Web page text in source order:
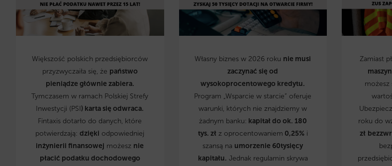
Większość polskich przedsiębiorców
przyzwyczaiła się, że państwo
pieniądze głównie zabiera.
Tymczasem w ramach Polskiej Strefy
Inwestycji (PSI) karta się odwraca.
Fintaxis dotarło do danych, które
potwierdzają:dzięki odpowiedniej
inżynierii finansowej możesz nie
płacić podatku dochodowego
Własny biznes w 2026 roku nie musi
zaczynać się od
wysokoprocentowego kredytu.
Program „Wsparcie w starcie” oferuje
warunki, których nie znajdziemy w
żadnym banku: kapitał do ok. 180
tys. zł z oprocentowaniem 0,25%i
szansą na umorzenie 60tysięcy
kapitału. Jednak regulamin skrywa
Zamiast
możesz
roku do
zł